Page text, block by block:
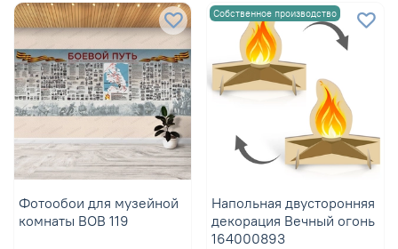
Фотообои для музейной
комнаты ВОВ 119
Собственное производство
Напольная двусторонняя
декорация Вечный огонь
164000893